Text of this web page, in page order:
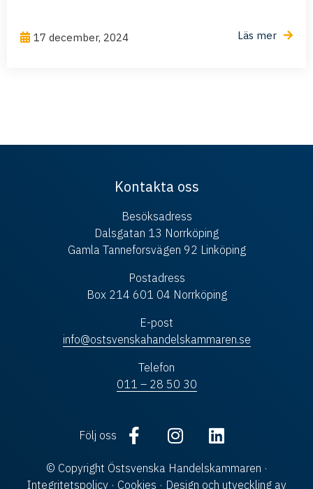
17 december, 2024 Läs mer
Kontakta oss
Besöksadress
Dalsgatan 13 Norrköping
Gamla Tanneforsvägen 92 Linköping
Postadress
Box 214 601 04 Norrköping
E-post
info@ostsvenskahandelskammaren.se
Telefon
011 – 28 50 30
Följ oss
© Copyright Östsvenska Handelskammaren ·
Integritetspolicy · Cookies · Design och utveckling av